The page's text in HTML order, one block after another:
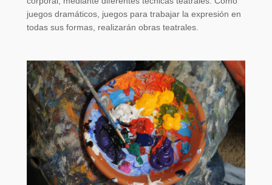
juegos dramáticos, juegos para trabajar la expresión en
todas sus formas, realizarán obras teatrales.